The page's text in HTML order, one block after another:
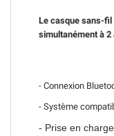
Le casque sans-fil
simultanément à 2
- Connexion
- Système
- Prise en